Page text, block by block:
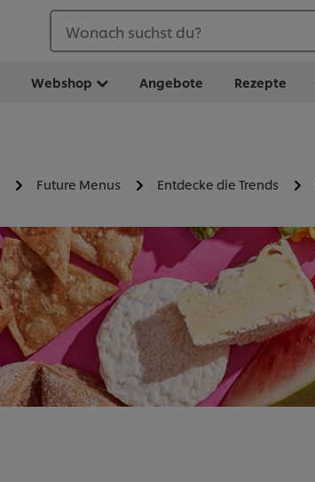
Wonach suchst du?
Webshop Angebote Rezepte
Future Menus Entdecke die Trends